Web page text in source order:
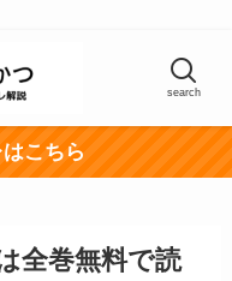
search
こちら
全巻無料で読